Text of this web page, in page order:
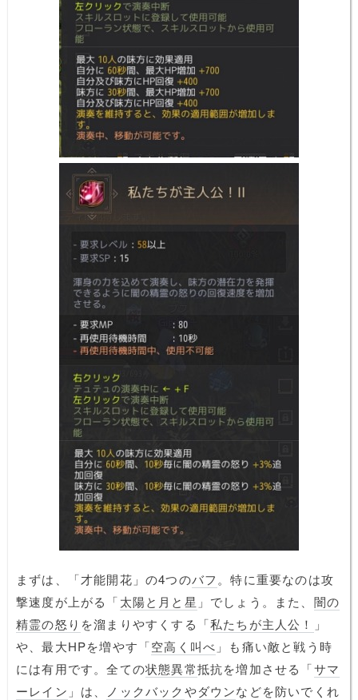
まずは、「才能開花」の4つのバフ 。特に重要なのは攻
撃速度が上がる「太陽と月と星 」でしょう。また、 闇の
精霊の怒り を溜まりやすくする「私たちが主人公！
」
や、最大HPを増やす「空高く叫べ 」も痛い敵と戦う時
には有用です。全ての状態異常抵抗を増加させる「サマ
ーレイン 」は、 ノックバックやダウンなどを防いでくれ